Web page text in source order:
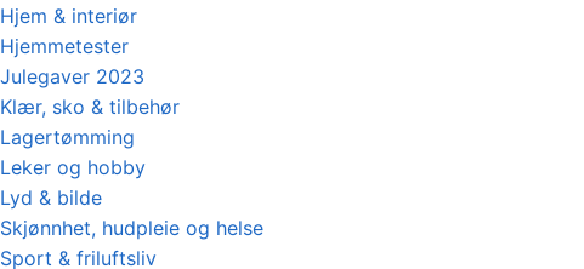
Hjem & interiør
Hjemmetester
Julegaver 2023
Klær, sko & tilbehør
Lagertømming
Leker og hobby
Lyd & bilde
Skjønnhet, hudpleie og helse
Sport & friluftsliv